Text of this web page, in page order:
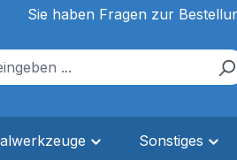
Sie haben Fragen zur
Sonstiges